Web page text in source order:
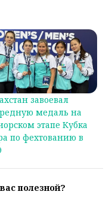
завоевал
медаль на
этапе Кубка
по фехтованию в
полезной?